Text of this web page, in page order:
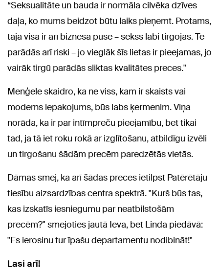
“Seksualitāte un bauda ir normāla cilvēka dzīves
daļa, ko mums beidzot būtu laiks pieņemt. Protams,
tajā visā ir arī biznesa puse – sekss labi tirgojas. Te
parādās arī riski – jo vieglāk šīs lietas ir pieejamas, jo
vairāk tirgū parādās sliktas kvalitātes preces."
Menģele skaidro, ka ne viss, kam ir skaists vai
moderns iepakojums, būs labs ķermenim. Viņa
norāda, ka ir par intīmpreču pieejamību, bet tikai
tad, ja tā iet roku rokā ar izglītošanu, atbildīgu izvēli
un tirgošanu šādām precēm paredzētās vietās.
Dāmas smej, ka arī šādas preces ietilpst Patērētāju
tiesību aizsardzības centra spektrā. "Kurš būs tas,
kas izskatīs iesniegumu par neatbilstošām
precēm?" smejoties jautā Ieva, bet Linda piedāvā:
"Es ierosinu tur īpašu departamentu nodibināt!"
Lasi arī!